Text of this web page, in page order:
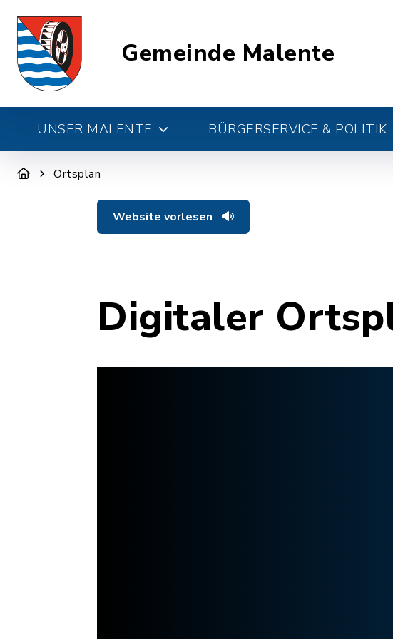
Gemeinde Malente
UNSER MALENTE BÜRGERSERVICE & POLITIK
Ortsplan
Website vorlesen
Digitaler